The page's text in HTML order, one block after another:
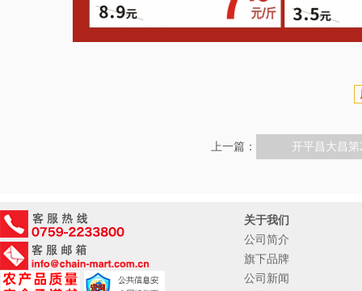
上一篇： 开平昌大昌
关于我们
公司简介
旗下品牌
公司新闻